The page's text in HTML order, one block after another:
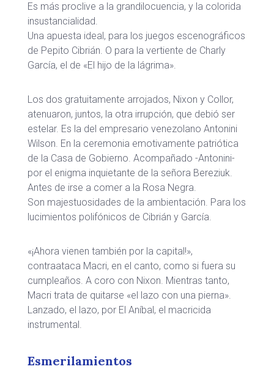
Es más proclive a la grandilocuencia, y la colorida
insustancialidad.
Una apuesta ideal, para los juegos escenográficos
de Pepito Cibrián. O para la vertiente de Charly
García, el de «El hijo de la lágrima».
Los dos gratuitamente arrojados, Nixon y Collor,
atenuaron, juntos, la otra irrupción, que debió ser
estelar. Es la del empresario venezolano Antonini
Wilson. En la ceremonia emotivamente patriótica
de la Casa de Gobierno. Acompañado -Antonini-
por el enigma inquietante de la señora Bereziuk.
Antes de irse a comer a la Rosa Negra.
Son majestuosidades de la ambientación. Para los
lucimientos polifónicos de Cibrián y García.
«¡Ahora vienen también por la capital!»,
contraataca Macri, en el canto, como si fuera su
cumpleaños. A coro con Nixon. Mientras tanto,
Macri trata de quitarse «el lazo con una pierna».
Lanzado, el lazo, por El Aníbal, el macricida
instrumental.
Esmerilamientos